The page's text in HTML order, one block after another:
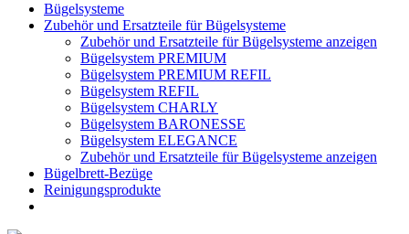
Bügelsysteme
Zubehör und Ersatzteile für Bügelsysteme
Zubehör und Ersatzteile für Bügelsysteme anzeigen
Bügelsystem PREMIUM
Bügelsystem PREMIUM REFIL
Bügelsystem REFIL
Bügelsystem CHARLY
Bügelsystem BARONESSE
Bügelsystem ELEGANCE
Zubehör und Ersatzteile für Bügelsysteme anzeigen
Bügelbrett-Bezüge
Reinigungsprodukte